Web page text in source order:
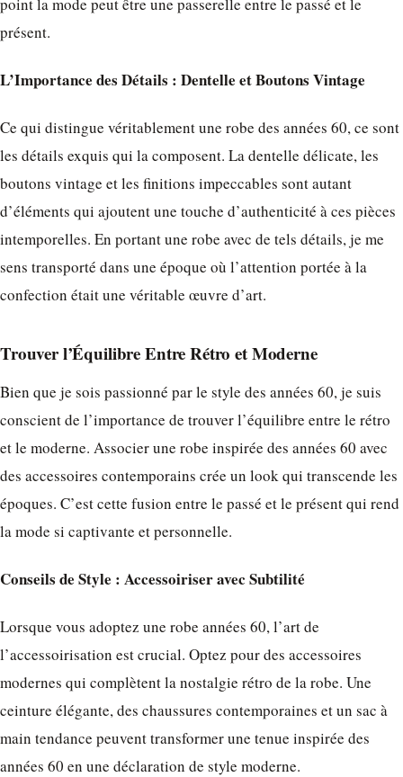
présent.
L’Importance des Détails : Dentelle et Boutons Vintage
Ce qui distingue véritablement une robe des années 60, ce sont
les détails exquis qui la composent. La dentelle délicate, les
boutons vintage et les finitions impeccables sont autant
d’éléments qui ajoutent une touche d’authenticité à ces pièces
intemporelles. En portant une robe avec de tels détails, je me
sens transporté dans une époque où l’attention portée à la
confection était une véritable œuvre d’art.
Trouver l’Équilibre Entre Rétro et Moderne
Bien que je sois passionné par le style des années 60, je suis
conscient de l’importance de trouver l’équilibre entre le rétro
et le moderne. Associer une robe inspirée des années 60 avec
des accessoires contemporains crée un look qui transcende les
époques. C’est cette fusion entre le passé et le présent qui rend
la mode si captivante et personnelle.
Conseils de Style : Accessoiriser avec Subtilité
Lorsque vous adoptez une robe années 60, l’art de
l’accessoirisation est crucial. Optez pour des accessoires
modernes qui complètent la nostalgie rétro de la robe. Une
ceinture élégante, des chaussures contemporaines et un sac à
main tendance peuvent transformer une tenue inspirée des
années 60 en une déclaration de style moderne.